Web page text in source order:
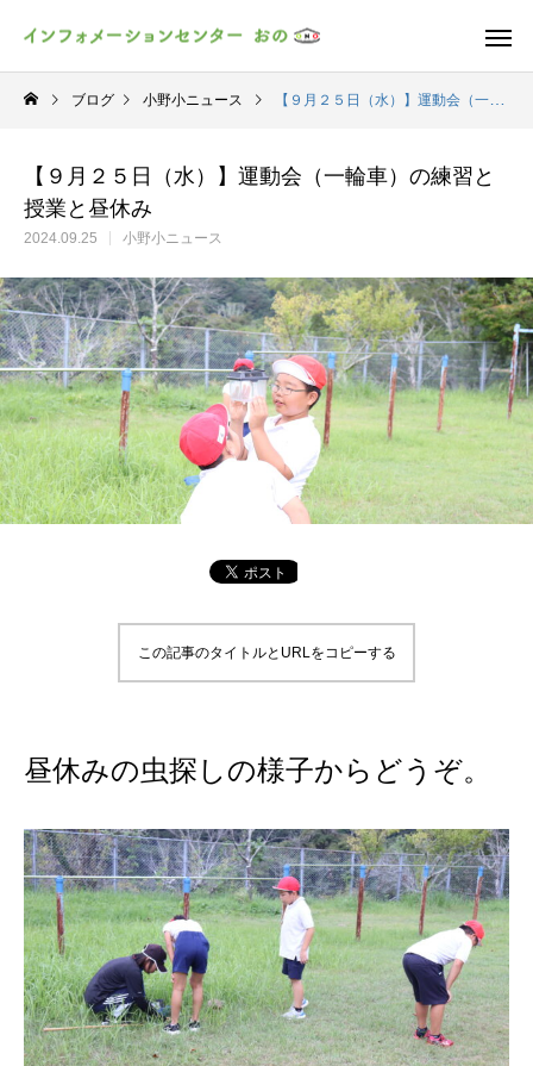
ブログ 小野小ニュース 【９月２５日（水）】運動会（一輪車）の練習と授業と昼休み
【９月２５日（水）】運動会（一輪車）の練習と
授業と昼休み
2024.09.25 小野小ニュース
この記事のタイトルとURLをコピーする
昼休みの虫探しの様子からどうぞ。